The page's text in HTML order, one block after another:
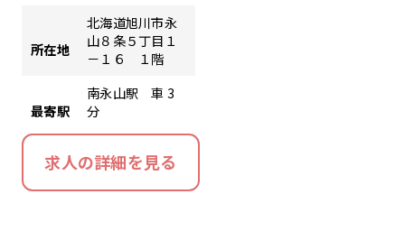
所在地
北海道旭川市永
山８条５丁目１
－１６ １階
最寄駅
南永山駅 車 3
分
求人の詳細を見る